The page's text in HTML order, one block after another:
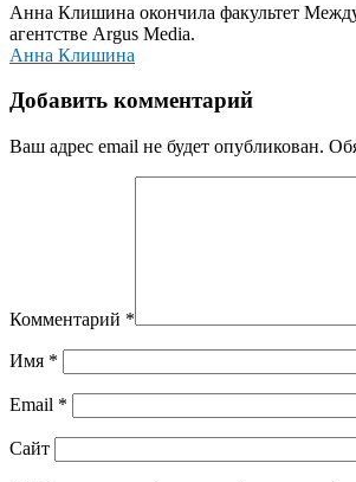
Анна Клишина окончила факультет
агентстве Argus Media.
Анна Клишина
Добавить комментарий
Ваш адрес email не будет опубликован.
Комментарий *
Имя *
Email *
Сайт